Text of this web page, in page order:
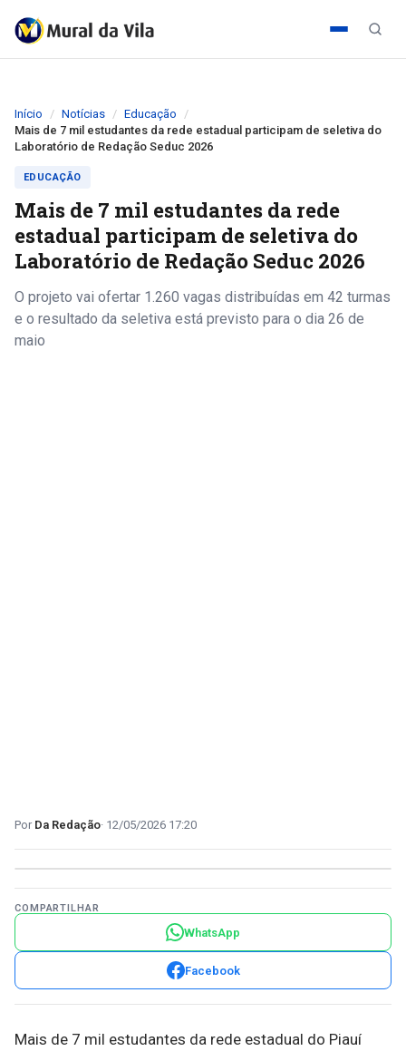
Início Notícias
Educação
Mais de 7 mil estudantes da rede estadual participam de seletiva do
Laboratório de Redação Seduc 2026
EDUCAÇÃO
Mais de 7 mil estudantes da rede
estadual participam de seletiva do
Laboratório de Redação Seduc 2026
O projeto vai ofertar 1.260 vagas distribuídas em 42 turmas
e o resultado da seletiva está previsto para o dia 26 de
maio
Da Redação 12/05/2026 17:20
COMPARTILHAR
WhatsApp
Facebook
Mais de 7 mil estudantes da rede estadual do Piauí